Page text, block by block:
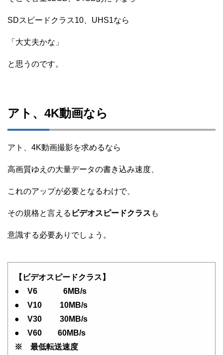
SDスピードクラス10、UHS1なら
「大丈夫かな」
と思うのです。
アト、4K動画なら
アト、4K動画撮影を求めるなら
高画質ゆえの大量データの書き込み速度、
これのアップが必要となるわけで、
その規格と言える ビデオスピードクラス も
意識する必要ありでしょう。
【ビデオスピードクラス】
● V6 6MB/s
● V10 10MB/s
● V30 30MB/s
● V60 60MB/s
※ 最低転送速度